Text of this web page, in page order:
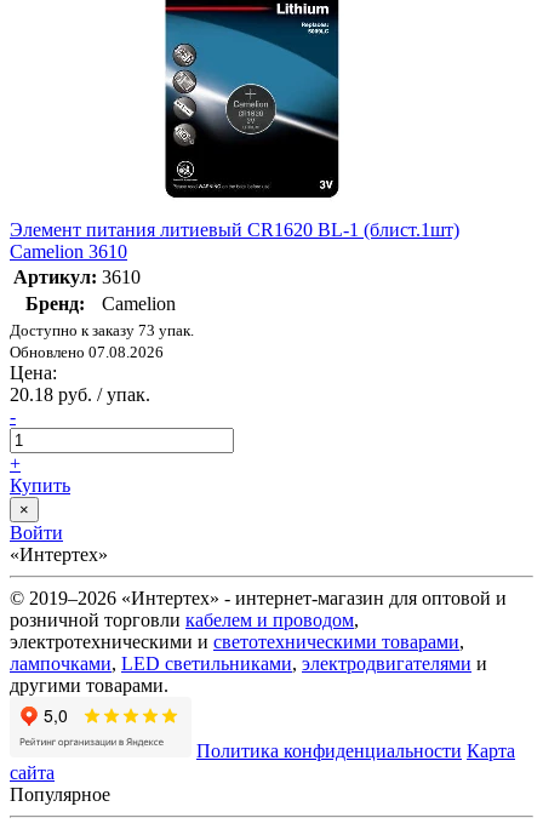
Элемент питания литиевый CR1620 BL-1 (блист.1шт)
Camelion 3610
Артикул: 3610
Бренд:
Camelion
Доступно к заказу 73 упак.
Обновлено 07.08.2026
Цена:
20.18 руб. / упак.
-
+
Купить
×
Войти
«Интертех»
© 2019–2026 «Интертех» - интернет-магазин для оптовой и
розничной торговли кабелем и проводом,
электротехническими и светотехническими товарами,
лампочками, LED светильниками, электродвигателями и
другими товарами.
Политика конфиденциальности Карта
сайта
Популярное